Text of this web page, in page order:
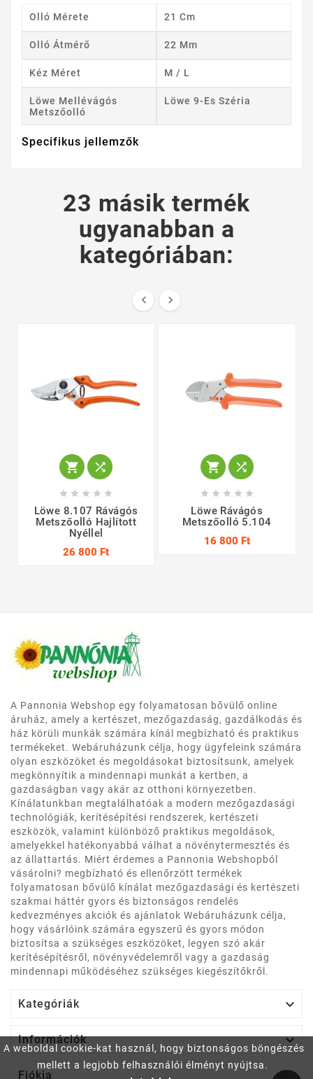
A weboldal cookie-kat használ, hogy biztonságos böngészés
mellett a legjobb felhasználói élményt nyújtsa.
Olló Mérete 21 Cm
Olló Átmérő 22 Mm
Kéz Méret M / L
Löwe Mellévágós
Metszőolló
Löwe 9-Es Széria
Specifikus jellemzők
23 másik termék
ugyanabban a
kategóriában:
 
 
    
Löwe 8.107 Rávágós
Metszőolló Hajlított
Nyéllel
26 800 Ft
 
    
Löwe Rávágós
Metszőolló 5.104
16 800 Ft
A Pannonia Webshop egy folyamatosan bővülő online
áruház, amely a kertészet, mezőgazdaság, gazdálkodás és
ház körüli munkák számára kínál megbízható és praktikus
termékeket. Webáruházunk célja, hogy ügyfeleink számára
olyan eszközöket és megoldásokat biztosítsunk, amelyek
megkönnyítik a mindennapi munkát a kertben, a
gazdaságban vagy akár az otthoni környezetben.
Kínálatunkban megtalálhatóak a modern mezőgazdasági
technológiák, kerítésépítési rendszerek, kertészeti
eszközök, valamint különböző praktikus megoldások,
amelyekkel hatékonyabbá válhat a növénytermesztés és
az állattartás. Miért érdemes a Pannonia Webshopból
vásárolni? megbízható és ellenőrzött termékek
folyamatosan bővülő kínálat mezőgazdasági és kertészeti
szakmai háttér gyors és biztonságos rendelés
kedvezményes akciók és ajánlatok Webáruházunk célja,
hogy vásárlóink számára egyszerű és gyors módon
biztosítsa a szükséges eszközöket, legyen szó akár
kerítésépítésről, növényvédelemről vagy a gazdaság
mindennapi működéséhez szükséges kiegészítőkről.
Kategóriák 
Információk 
Fiókja